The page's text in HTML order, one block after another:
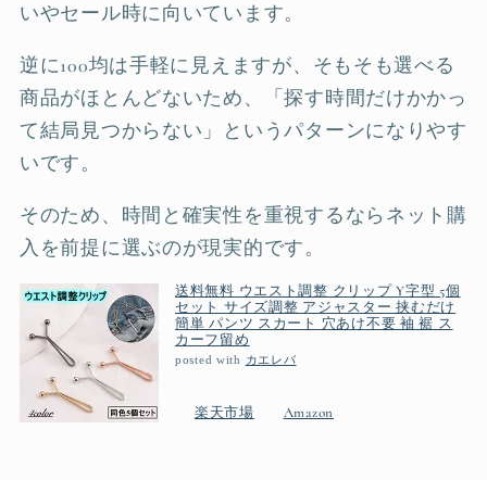
いやセール時に向いています。
逆に100均は手軽に見えますが、そもそも選べる
商品がほとんどないため、「探す時間だけかかっ
て結局見つからない」というパターンになりやす
いです。
そのため、時間と確実性を重視するならネット購
入を前提に選ぶのが現実的です。
送料無料 ウエスト調整 クリップ Y字型 5個
セット サイズ調整 アジャスター 挟むだけ
簡単 パンツ スカート 穴あけ不要 袖 裾 ス
カーフ留め
posted with カエレバ
楽天市場 Amazon